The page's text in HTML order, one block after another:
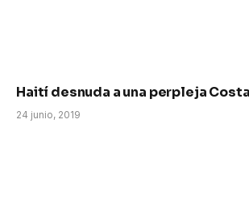
Haití desnuda a una perpleja
24 junio, 2019